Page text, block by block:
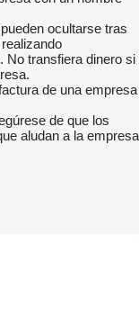
ocultarse tras
No transfiera dinero si
de una empresa
de que los
aludan a la empresa